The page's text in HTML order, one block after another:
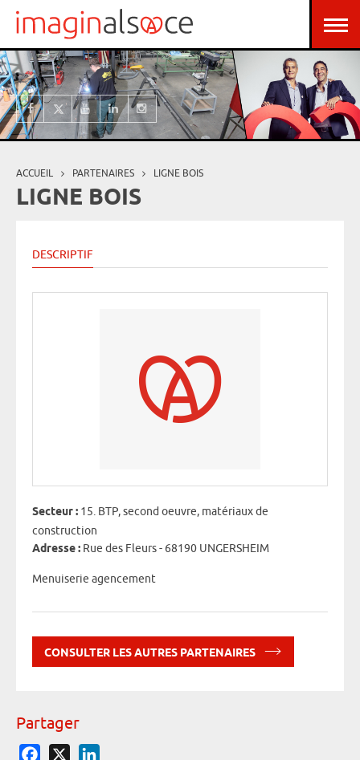
Aller au contenu principal
Vous êtes ici
ACCUEIL PARTENAIRES LIGNE BOIS
LIGNE BOIS
DESCRIPTIF
Secteur : 15. BTP, second oeuvre, matériaux de
construction
Adresse : Rue des Fleurs - 68190 UNGERSHEIM
Menuiserie agencement
CONSULTER LES AUTRES PARTENAIRES
Partager
Facebook
Panneau de gestion des cookies